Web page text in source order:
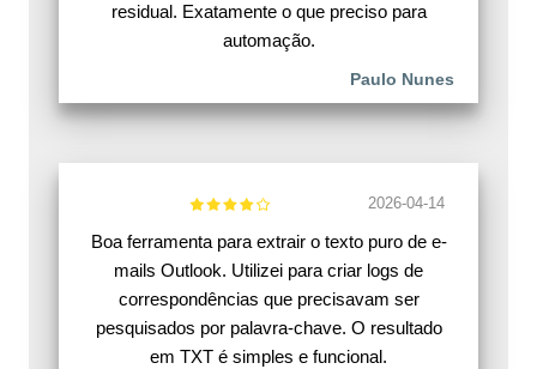
residual. Exatamente o que preciso para
automação.
Paulo Nunes
2026-04-14
Boa ferramenta para extrair o texto puro de e-
mails Outlook. Utilizei para criar logs de
correspondências que precisavam ser
pesquisados por palavra-chave. O resultado
em TXT é simples e funcional.